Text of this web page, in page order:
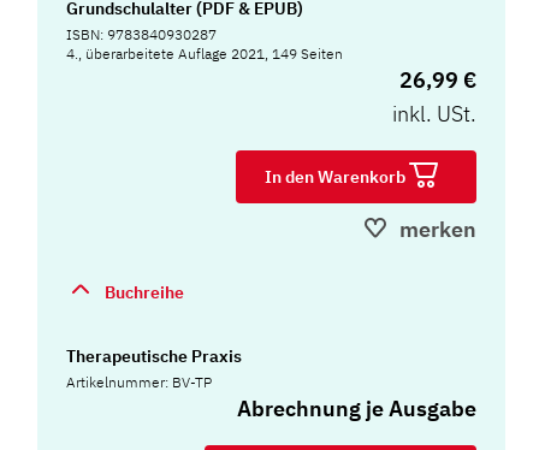
Grundschulalter (PDF & EPUB)
ISBN: 9783840930287
4., überarbeitete Auflage 2021, 149 Seiten
26,99 €
inkl. USt.
In den Warenkorb
merken
Buchreihe
Therapeutische Praxis
Artikelnummer: BV-TP
Abrechnung je Ausgabe